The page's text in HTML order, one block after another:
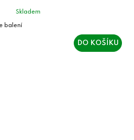
Skladem
DO KOŠÍKU